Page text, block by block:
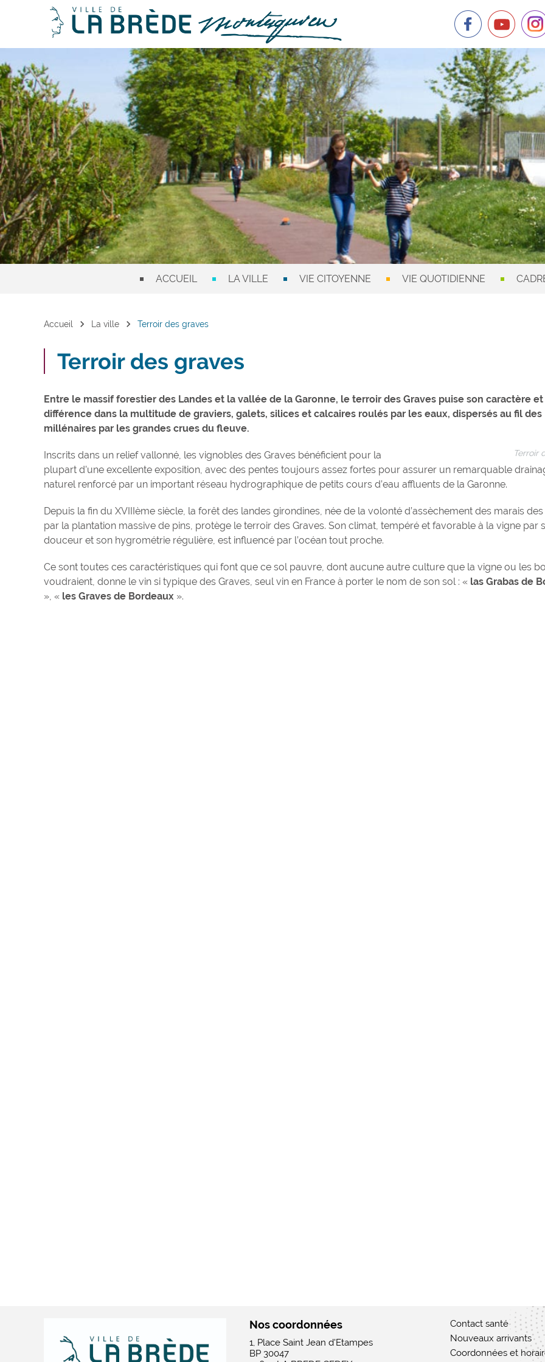
ACCUEIL LA VILLE VIE CITOYENNE VIE QUOTIDIENNE
Accueil chevron_right La ville chevron_right Terroir des graves
Terroir des graves
Entre le massif forestier des Landes et la vallée de la Garonne, le terroir des Graves puise son caractère et
différence dans la multitude de graviers, galets, silices et calcaires roulés par les eaux, dispersés au fil des
millénaires par les grandes crues du fleuve.
Terroir
Inscrits dans un relief vallonné, les vignobles des Graves bénéficient pour la
plupart d’une excellente exposition, avec des pentes toujours assez fortes pour assurer un remarquable
naturel renforcé par un important réseau hydrographique de petits cours d’eau affluents de la Garonne.
Depuis la fin du XVIIIème siècle, la forêt des landes girondines, née de la volonté d’assèchement des marais
par la plantation massive de pins, protège le terroir des Graves. Son climat, tempéré et favorable à la vigne par
douceur et son hygrométrie régulière, est influencé par l’océan tout proche.
Ce sont toutes ces caractéristiques qui font que ce sol pauvre, dont aucune autre culture que la vigne ou les
voudraient, donne le vin si typique des Graves, seul vin en France à porter le nom de son sol : « las Grabas de
», « les Graves de Bordeaux ».
Nos coordonnées
1, Place Saint Jean d'Etampes
BP 30047
Contact santé
Nouveaux arrivants
Coordonnées et